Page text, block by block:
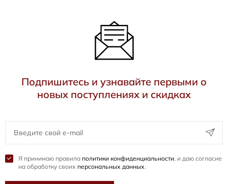
Подпишитесь и узнавайте первыми о
новых поступлениях и скидках
Я принимаю правила политики конфиденциальности, и даю согласие
на обработку своих персональных данных.